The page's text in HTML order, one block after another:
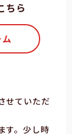
ちら
せていただ
す。少し時